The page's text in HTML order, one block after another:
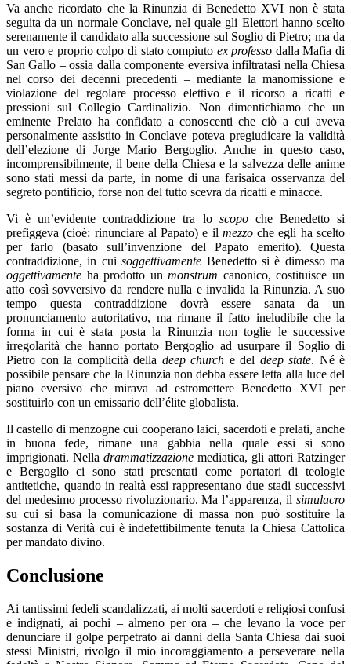
Va anche ricordato che la Rinunzia di Benedetto XVI non è stata
seguita da un normale Conclave, nel quale gli Elettori hanno scelto
serenamente il candidato alla successione sul Soglio di Pietro; ma da
un vero e proprio colpo di stato compiuto ex professo dalla Mafia di
San Gallo – ossia dalla componente eversiva infiltratasi nella Chiesa
nel corso dei decenni precedenti – mediante la manomissione e
violazione del regolare processo elettivo e il ricorso a ricatti e
pressioni sul Collegio Cardinalizio. Non dimentichiamo che un
eminente Prelato ha confidato a conoscenti che ciò a cui aveva
personalmente assistito in Conclave poteva pregiudicare la validità
dell’elezione di Jorge Mario Bergoglio. Anche in questo caso,
incomprensibilmente, il bene della Chiesa e la salvezza delle anime
sono stati messi da parte, in nome di una farisaica osservanza del
segreto pontificio, forse non del tutto scevra da ricatti e minacce.
Vi è un’evidente contraddizione tra lo scopoche Benedetto si
prefiggeva (cioè: rinunciare al Papato) e il mezzoche egli ha scelto
per farlo (basato sull’invenzione del Papato emerito). Questa
contraddizione, in cuisoggettivamente Benedetto si è dimesso ma
oggettivamente ha prodotto unmonstrum canonico, costituisce un
atto così sovversivo da rendere nulla e invalida la Rinunzia. A suo
tempo questa contraddizione dovrà essere sanata da un
pronunciamento autoritativo, ma rimane il fatto ineludibile che la
forma in cui è stata posta la Rinunzia non toglie le successive
irregolarità che hanno portato Bergoglio ad usurpare il Soglio di
Pietro con la complicità della deep church e del deep state. Né è
possibile pensare che la Rinunzia non debba essere letta alla luce del
piano eversivo che mirava ad estromettere Benedetto XVI per
sostituirlo con un emissario dell’élite globalista.
Il castello di menzogne cui cooperano laici, sacerdoti e prelati, anche
in buona fede, rimane una gabbia nella quale essi si sono
imprigionati. Nella drammatizzazione mediatica, gli attori Ratzinger
e Bergoglio ci sono stati presentati come portatori di teologie
antitetiche, quando in realtà essi rappresentano due stadi successivi
del medesimo processo rivoluzionario. Ma l’apparenza, il simulacro
su cui si basa la comunicazione di massa non può sostituire la
sostanza di Verità cui è indefettibilmente tenuta la Chiesa Cattolica
per mandato divino.
Conclusione
Ai tantissimi fedeli scandalizzati, ai molti sacerdoti e religiosi confusi
e indignati, ai pochi – almeno per ora – che levano la voce per
denunciare il golpe perpetrato ai danni della Santa Chiesa dai suoi
stessi Ministri, rivolgo il mio incoraggiamento a perseverare nella